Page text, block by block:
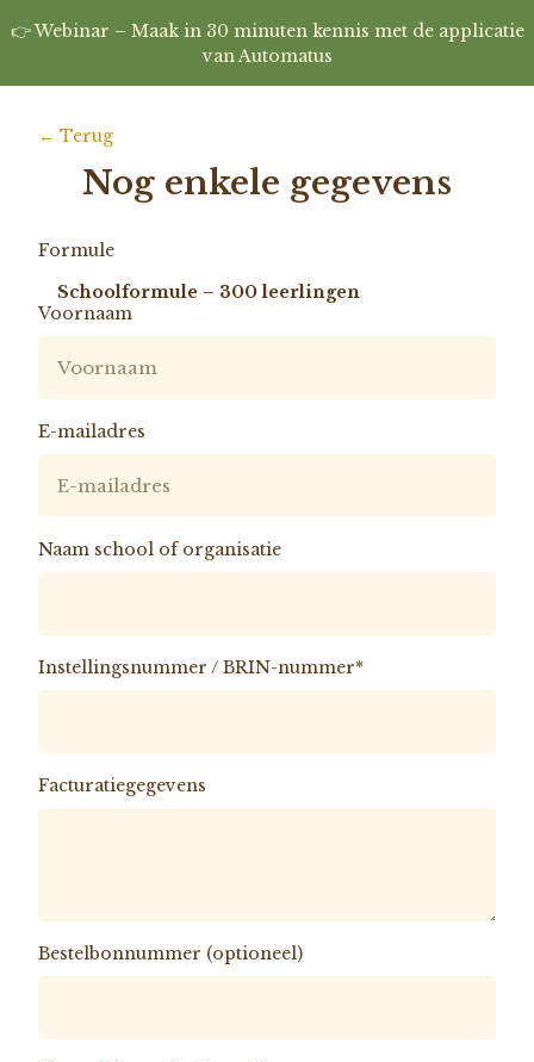
👉 Webinar – Maak in 30 minuten kennis met de applicatie
van Automatus
← Terug
Nog enkele gegevens
Formule
Schoolformule – 300 leerlingen
Voornaam
E-mailadres
Naam school of organisatie
Instellingsnummer / BRIN-nummer*
Facturatiegegevens
Bestelbonnummer (optioneel)